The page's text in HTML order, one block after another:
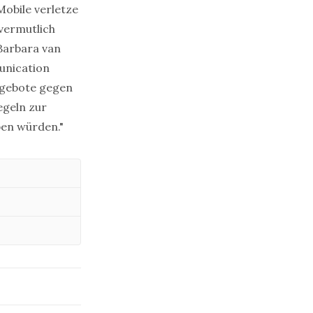
verletze
van
gegen
zur
würden."